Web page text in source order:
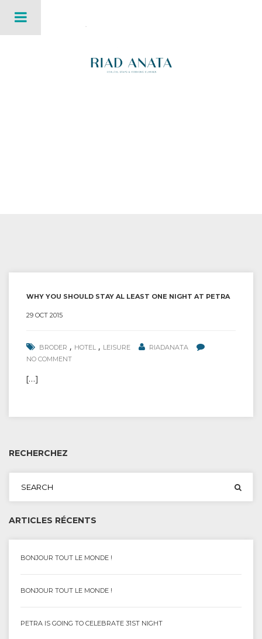
WHY YOU SHOULD STAY AL LEAST ONE NIGHT AT PETRA
29 OCT 2015
BRODER , HOTEL , LEISURE
RIADANATA
NO COMMENT
[…]
RECHERCHEZ
ARTICLES RÉCENTS
BONJOUR TOUT LE MONDE !
BONJOUR TOUT LE MONDE !
PETRA IS GOING TO CELEBRATE 31ST NIGHT